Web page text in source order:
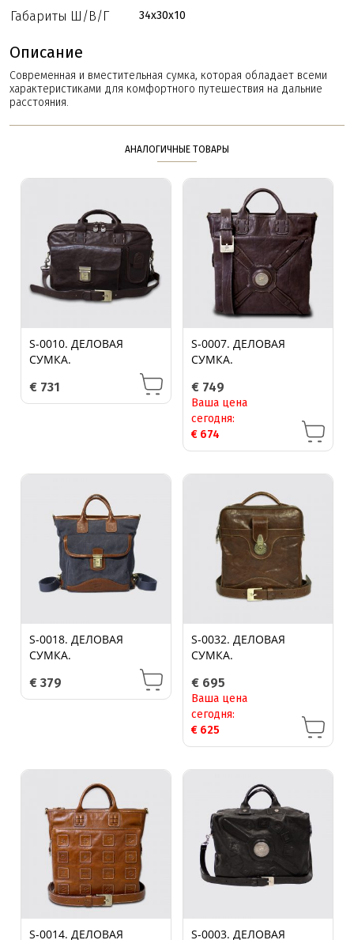
Габариты Ш/В/Г 34x30x10
Описание
Современная и вместительная сумка, которая обладает всеми
характеристиками для комфортного путешествия на дальние
расстояния.
АНАЛОГИЧНЫЕ ТОВАРЫ
S-0010. ДЕЛОВАЯ
СУМКА.
€ 731
S-0007. ДЕЛОВАЯ
СУМКА.
€ 749
Ваша цена
сегодня:
€ 674
S-0018. ДЕЛОВАЯ
СУМКА.
€ 379
S-0032. ДЕЛОВАЯ
СУМКА.
€ 695
Ваша цена
сегодня:
€ 625
S-0014. ДЕЛОВАЯ S-0003. ДЕЛОВАЯ